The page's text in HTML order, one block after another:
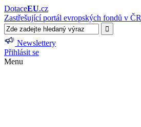
DotaceEU.cz
Zastřešující portál evropských fondů v ČR
Newslettery
Přihlásit se
Menu